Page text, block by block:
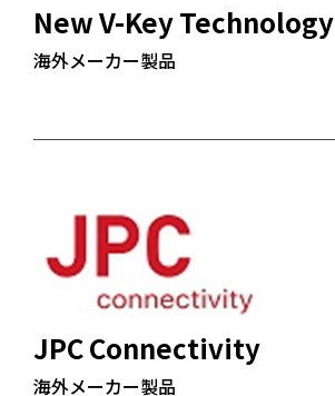
New V-Key Technology
海外メーカー製品
JPC Connectivity
海外メーカー製品